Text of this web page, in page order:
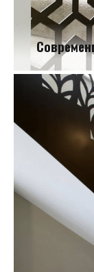
Современные